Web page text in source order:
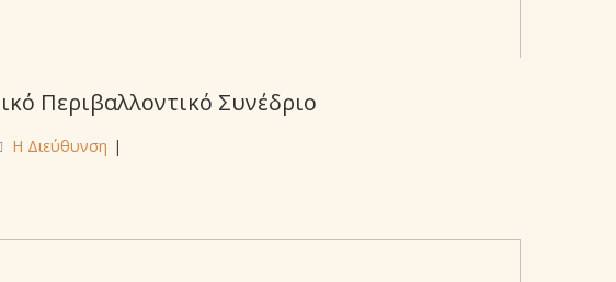
Περιβαλλοντικό Συνέδριο
Η Διεύθυνση |